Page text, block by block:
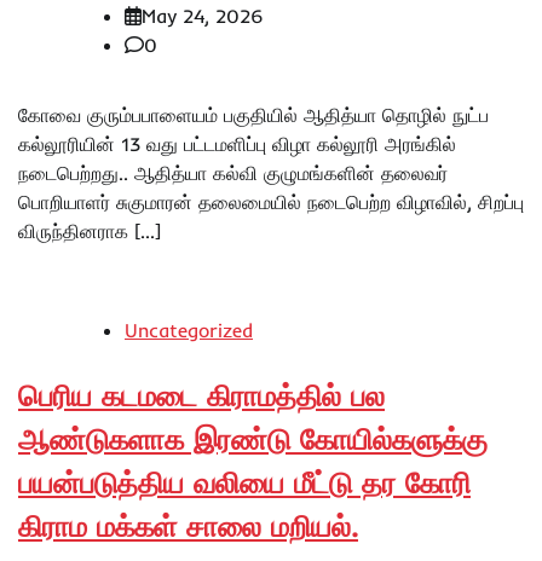
May 24, 2026
0
கோவை குரும்பபாளையம் பகுதியில் ஆதித்யா தொழில் நுட்ப
கல்லூரியின் 13 வது பட்டமளிப்பு விழா கல்லூரி அரங்கில்
நடைபெற்றது.. ஆதித்யா கல்வி குழுமங்களின் தலைவர்
பொறியாளர் சுகுமாரன் தலைமையில் நடைபெற்ற விழாவில், சிறப்பு
விருந்தினராக […]
Uncategorized
பெரிய கடமடை கிராமத்தில் பல
ஆண்டுகளாக இரண்டு கோயில்களுக்கு
பயன்படுத்திய வலியை மீட்டு தர கோரி
கிராம மக்கள் சாலை மறியல்.